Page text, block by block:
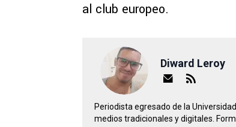
al club europeo.
Diward Leroy
Periodista egresado de la
medios tradicionales y digitales.